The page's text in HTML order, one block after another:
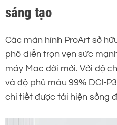
sáng tạo
Các màn hình ProArt sở
phô diễn trọn vẹn sức
máy Mac đời mới. Với độ
và độ phủ màu 99% DCI-
chi tiết được tái hiện sống